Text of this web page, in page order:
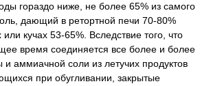
гораздо ниже, не более 65% из самого
дающий в ретортной печи 70-80%
или кучах 53-65%. Вследствие того, что
время соединяется все более и более
аммиачной соли из летучих продуктов
при обугливании, закрытые